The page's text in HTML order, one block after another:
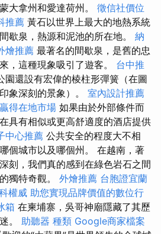
大拿州和愛達荷州。 徵信社價位
推薦 黃石以世界上最大的地熱系統
歇泉，熱源和泥池的所在地。 納
燴推薦 最著名的間歇泉，是舊的忠
，這種現象吸引了遊客。 台中推
園還設有宏偉的棱柱形彈簧（在圖
象深刻的景象）。 室內設計推薦
得在地市場 如果由於外部條件而
具有相似或更高舒適度的酒店提供
中心推薦 公共安全的程度大不相
個城市以及哪個州。 在越南，著
刻，我們真的感到在綠色岩石之間
獨特奇觀。 外燴推薦 台胞證宜蘭
權威 助您實現品牌價值的數位行
箱 在柬埔寨，吳哥神廟隱藏了其歷
。 助聽器 種類 Google商家檔案